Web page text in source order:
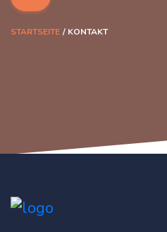
STARTSEITE KONTAKT